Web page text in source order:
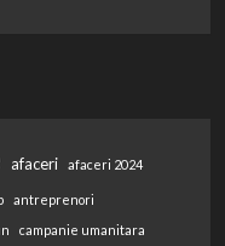
afaceri afaceri 2024
antreprenori
campanie umanitara